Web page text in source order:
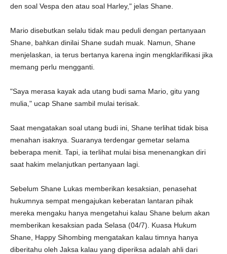
den soal Vespa den atau soal Harley," jelas Shane.
Mario disebutkan selalu tidak mau peduli dengan pertanyaan
Shane, bahkan dinilai Shane sudah muak. Namun, Shane
menjelaskan, ia terus bertanya karena ingin mengklarifikasi jika
memang perlu mengganti.
"Saya merasa kayak ada utang budi sama Mario, gitu yang
mulia," ucap Shane sambil mulai terisak.
Saat mengatakan soal utang budi ini, Shane terlihat tidak bisa
menahan isaknya. Suaranya terdengar gemetar selama
beberapa menit. Tapi, ia terlihat mulai bisa menenangkan diri
saat hakim melanjutkan pertanyaan lagi.
Sebelum Shane Lukas memberikan kesaksian, penasehat
hukumnya sempat mengajukan keberatan lantaran pihak
mereka mengaku hanya mengetahui kalau Shane belum akan
memberikan kesaksian pada Selasa (04/7). Kuasa Hukum
Shane, Happy Sihombing mengatakan kalau timnya hanya
diberitahu oleh Jaksa kalau yang diperiksa adalah ahli dari